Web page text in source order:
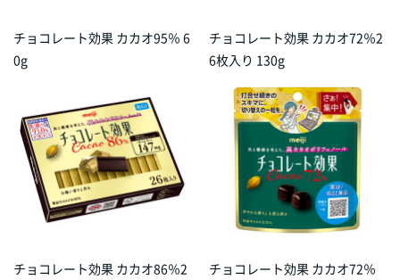
チョコレート効果 カカオ95％ 6
0g
チョコレート効果 カカオ72％2
6枚入り 130g
チョコレート効果 カカオ86％2
チョコレート効果 カカオ72％